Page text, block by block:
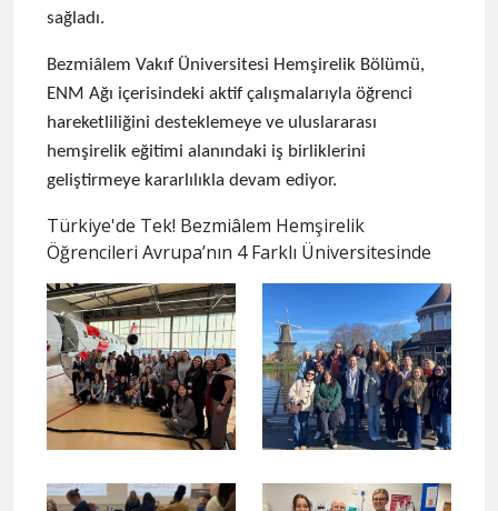
sağladı.
Bezmiâlem Vakıf Üniversitesi Hemşirelik Bölümü,
ENM Ağı içerisindeki aktif çalışmalarıyla öğrenci
hareketliliğini desteklemeye ve uluslararası
hemşirelik eğitimi alanındaki iş birliklerini
geliştirmeye kararlılıkla devam ediyor.
Türkiye'de Tek! Bezmiâlem Hemşirelik
Öğrencileri Avrupa’nın 4 Farklı Üniversitesinde